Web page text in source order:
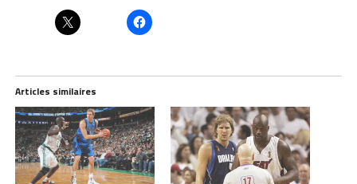
Articles similaires